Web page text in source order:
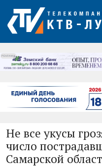
РЕКЛАМА
Не все укусы
число
Самарской